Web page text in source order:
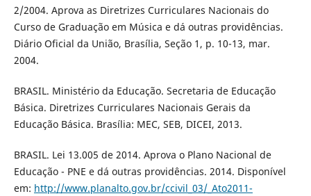
2/2004. Aprova as Diretrizes Curriculares Nacionais do
Curso de Graduação em Música e dá outras providências.
Diário Oficial da União, Brasília, Seção 1, p. 10-13, mar.
2004.
BRASIL. Ministério da Educação. Secretaria de Educação
Básica. Diretrizes Curriculares Nacionais Gerais da
Educação Básica. Brasília: MEC, SEB, DICEI, 2013.
BRASIL. Lei 13.005 de 2014. Aprova o Plano Nacional de
Educação - PNE e dá outras providências. 2014. Disponível
em: http://www.planalto.gov.br/ccivil_03/_Ato2011-